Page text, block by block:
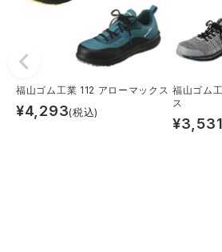
福山ゴム工業 112 アローマックス
¥4,293(税込)
福山ゴム
ス
¥